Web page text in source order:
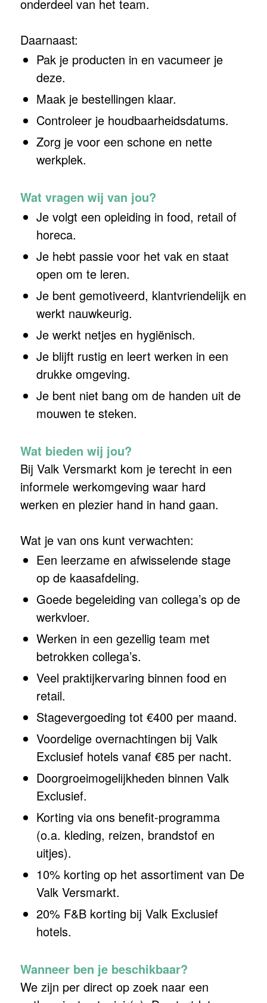
onderdeel van het team.
Daarnaast:
Pak je producten in en vacumeer je
deze.
Maak je bestellingen klaar.
Controleer je houdbaarheidsdatums.
Zorg je voor een schone en nette
werkplek.
Wat vragen wij van jou?
Je volgt een opleiding in food, retail of
horeca.
Je hebt passie voor het vak en staat
open om te leren.
Je bent gemotiveerd, klantvriendelijk en
werkt nauwkeurig.
Je werkt netjes en hygiënisch.
Je blijft rustig en leert werken in een
drukke omgeving.
Je bent niet bang om de handen uit de
mouwen te steken.
Wat bieden wij jou?
Bij Valk Versmarkt kom je terecht in een
informele werkomgeving waar hard
werken en plezier hand in hand gaan.
Wat je van ons kunt verwachten:
Een leerzame en afwisselende stage
op de kaasafdeling.
Goede begeleiding van collega’s op de
werkvloer.
Werken in een gezellig team met
betrokken collega’s.
Veel praktijkervaring binnen food en
retail.
Stagevergoeding tot €400 per maand.
Voordelige overnachtingen bij Valk
Exclusief hotels vanaf €85 per nacht.
Doorgroeimogelijkheden binnen Valk
Exclusief.
Korting via ons benefit-programma
(o.a. kleding, reizen, brandstof en
uitjes).
10% korting op het assortiment van De
Valk Versmarkt.
20% F&B korting bij Valk Exclusief
hotels.
Wanneer ben je beschikbaar?
We zijn per direct op zoek naar een